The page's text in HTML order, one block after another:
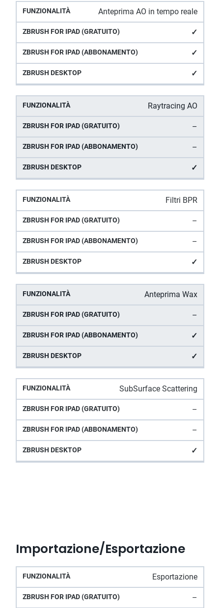
Anteprima AO in tempo reale
✓
✓
✓
Raytracing AO
–
–
✓
Filtri BPR
–
–
✓
Anteprima Wax
–
✓
✓
SubSurface Scattering
–
–
✓
Importazione/Esportazione
Funzionalità
for iPad
(gratuito)
ZBrush for iPad
ZBrush
Esportazione
–